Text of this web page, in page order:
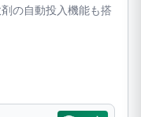
の自動投入機能も搭